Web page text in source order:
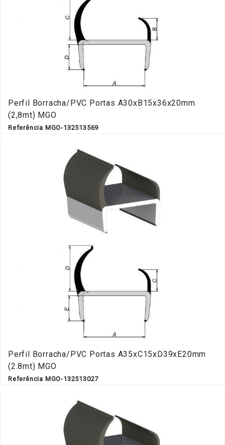
Perfil Borracha/PVC Portas A30xB15x36x20mm
(2,8mt) MGO
Referência MGO-132513569
Perfil Borracha/PVC Portas A35xC15xD39xE20mm
(2.8mt) MGO
Referência MGO-132513027